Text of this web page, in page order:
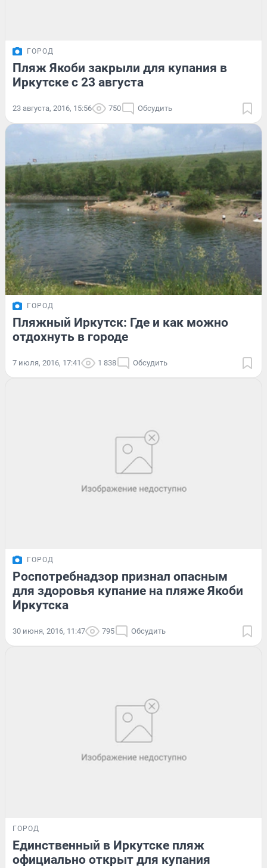
ГОРОД
Пляж Якоби закрыли для купания в
Иркутске с 23 августа
23 августа, 2016, 15:56 750 Обсудить
ГОРОД
Пляжный Иркутск: Где и как можно
отдохнуть в городе
7 июля, 2016, 17:41 1 838 Обсудить
ГОРОД
Роспотребнадзор признал опасным
для здоровья купание на пляже Якоби
Иркутска
30 июня, 2016, 11:47 795 Обсудить
ГОРОД
Единственный в Иркутске пляж
официально открыт для купания